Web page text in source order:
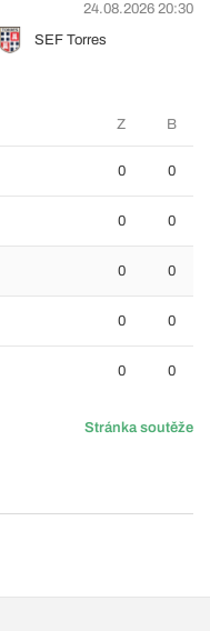
24.08.2026 20:30
SEF Torres
Z B
0 0
0 0
0 0
0 0
0 0
Stránka soutěže